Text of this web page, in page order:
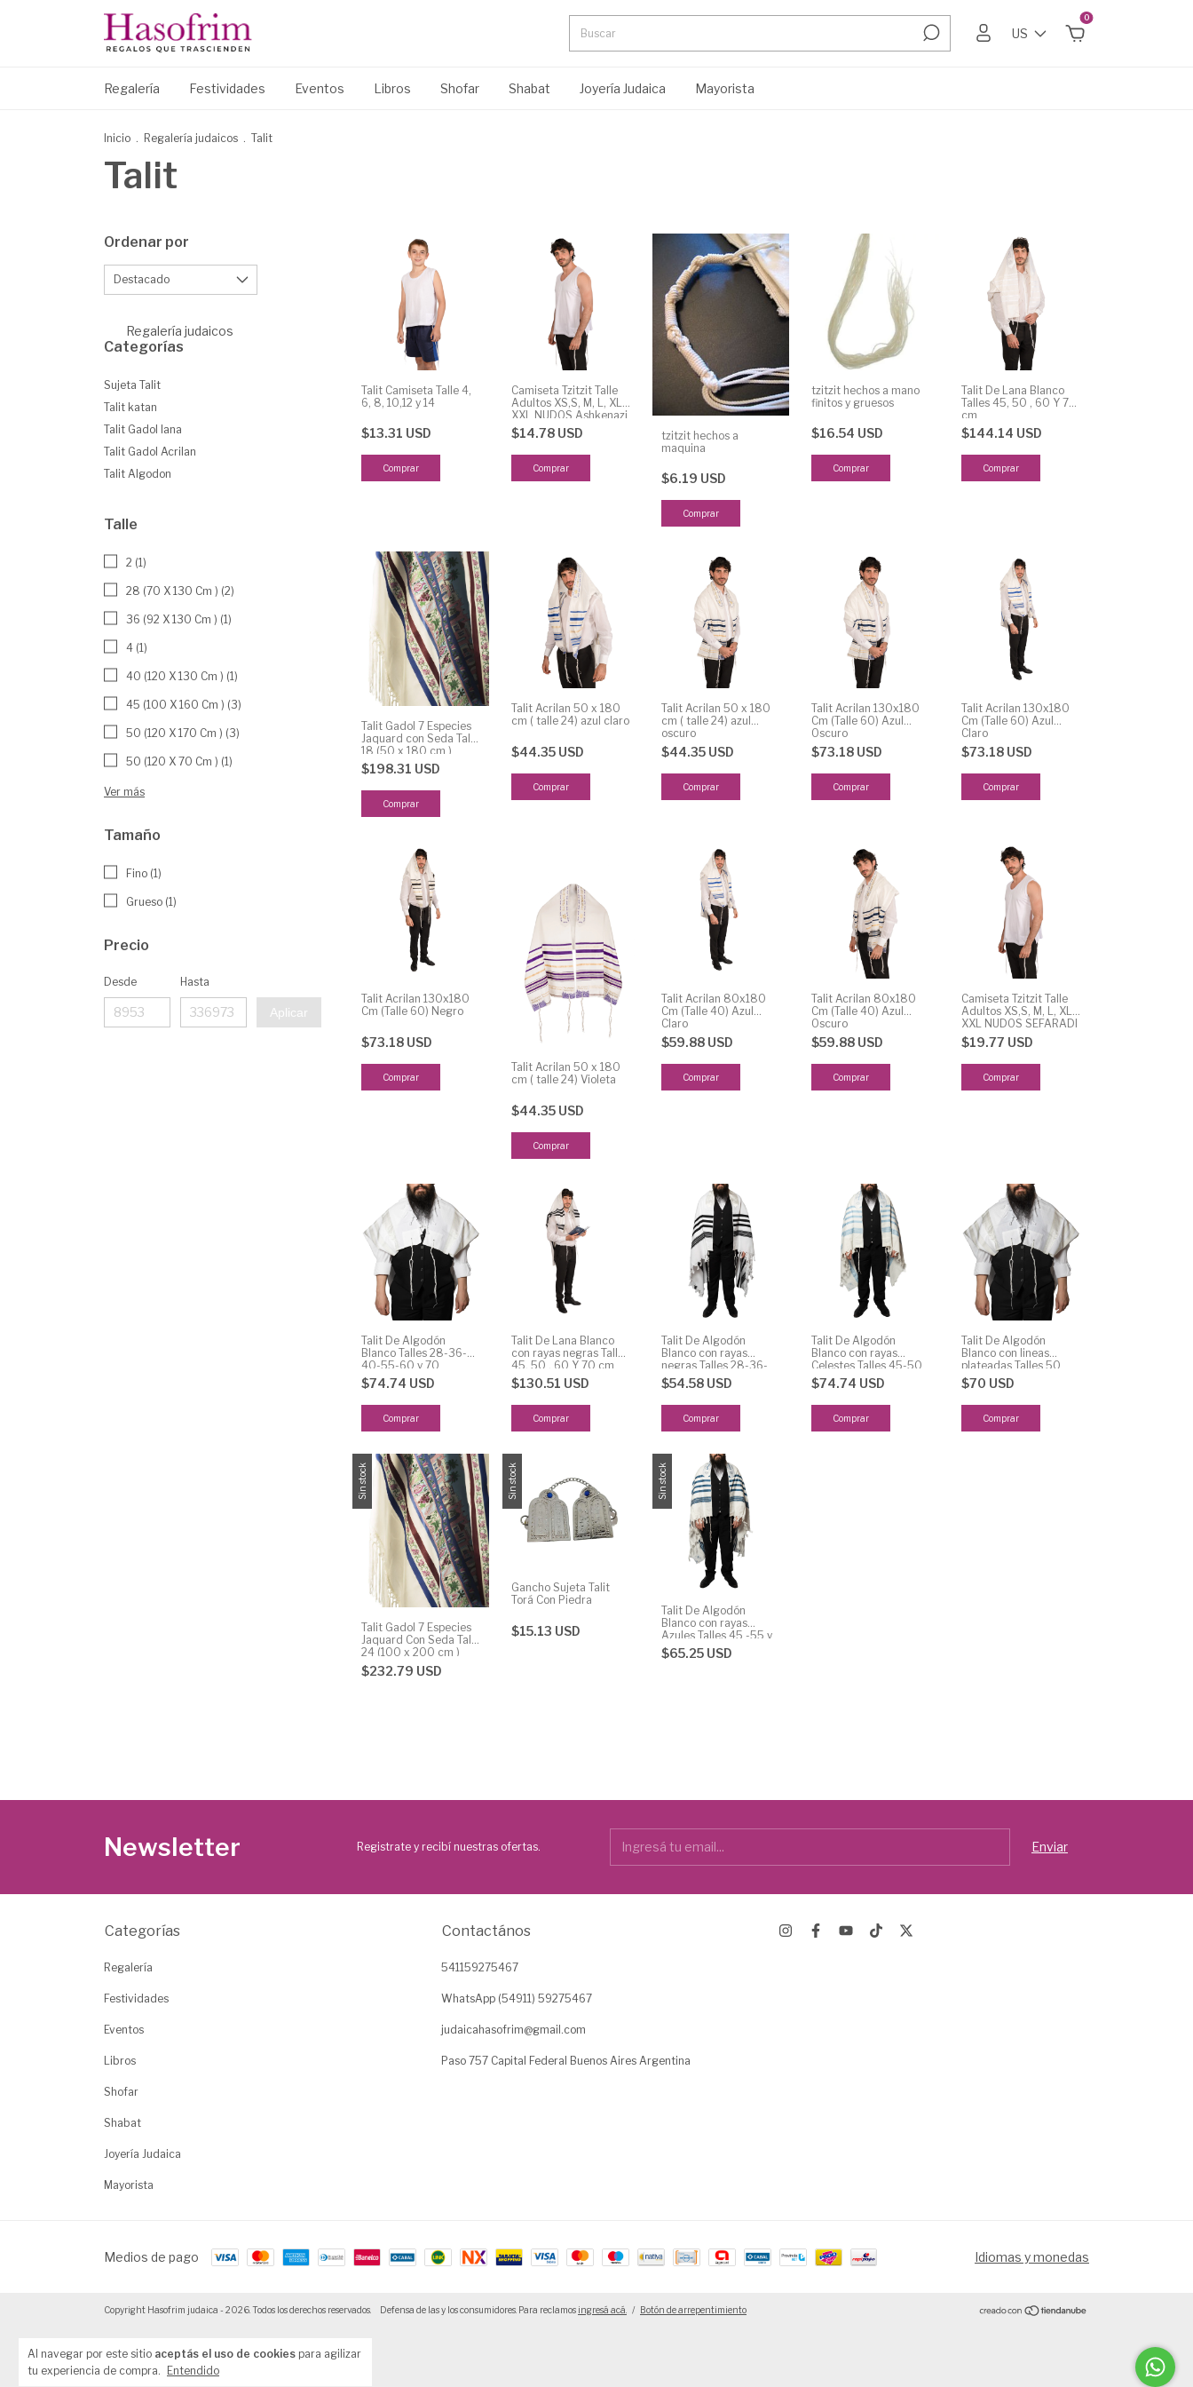
US
0
Regalería Festividades Eventos Libros Shofar Shabat Joyería Judaica Mayorista
Al navegar por este sitio aceptás el uso de cookies para agilizar
tu experiencia de compra.
Entendido
Inicio . Regalería judaicos . Talit
Talit
Ordenar por
Regalería judaicos
Categorías
Sujeta Talit
Talit katan
Talit Gadol lana
Talit Gadol Acrilan
Talit Algodon
Talle
2 (1)
28 (70 X 130 Cm ) (2)
36 (92 X 130 Cm ) (1)
4 (1)
40 (120 X 130 Cm ) (1)
45 (100 X 160 Cm ) (3)
50 (120 X 170 Cm ) (3)
50 (120 X 70 Cm ) (1)
Ver más
Tamaño
Fino (1)
Grueso (1)
Precio
Desde Hasta
Aplicar
Talit Camiseta Talle 4,
6, 8, 10,12 y 14
$13.31 USD
Comprar
Camiseta Tzitzit Talle
Adultos XS,S, M, L, XL y
XXL NUDOS Ashkenazi
$14.78 USD
Comprar
tzitzit hechos a
maquina
$6.19 USD
tzitzit hechos a mano
finitos y gruesos
$16.54 USD
Comprar
Talit De Lana Blanco
Talles 45, 50 , 60 Y 70
cm
$144.14 USD
Comprar
Talit Gadol 7 Especies
Jaquard con Seda Talle
18 (50 x 180 cm )
$198.31 USD
Talit Acrilan 50 x 180
cm ( talle 24) azul claro
$44.35 USD
Talit Acrilan 50 x 180
cm ( talle 24) azul
oscuro
$44.35 USD
Talit Acrilan 130x180
Cm (Talle 60) Azul
Oscuro
$73.18 USD
Talit Acrilan 130x180
Cm (Talle 60) Azul
Claro
$73.18 USD
Talit Acrilan 130x180
Cm (Talle 60) Negro
$73.18 USD
Talit Acrilan 50 x 180
cm ( talle 24) Violeta
$44.35 USD
Talit Acrilan 80x180
Cm (Talle 40) Azul
Claro
$59.88 USD
Talit Acrilan 80x180
Cm (Talle 40) Azul
Oscuro
$59.88 USD
Camiseta Tzitzit Talle
Adultos XS,S, M, L, XL y
XXL NUDOS SEFARADI
$19.77 USD
Comprar
Talit De Algodón
Blanco Talles 28-36-
40-55-60 y 70
$74.74 USD
Comprar
Talit De Lana Blanco
con rayas negras Talles
45, 50 , 60 Y 70 cm
$130.51 USD
Comprar
Talit De Algodón
Blanco con rayas
negras Talles 28-36-
50 -55-60 y 70
$54.58 USD
Comprar
Talit De Algodón
Blanco con rayas
Celestes Talles 45-50
-55-60 y 70
$74.74 USD
Comprar
Talit De Algodón
Blanco con lineas
plateadas Talles 50
-55-60 y 70
$70 USD
Comprar
Sin stock
Talit Gadol 7 Especies
Jaquard Con Seda Talle
24 (100 x 200 cm )
$232.79 USD
Sin stock
Gancho Sujeta Talit
Torá Con Piedra
$15.13 USD
Sin stock
Talit De Algodón
Blanco con rayas
Azules Talles 45 -55 y
70
$65.25 USD
Newsletter Registrate y recibí nuestras ofertas.
Categorías
Regalería
Festividades
Eventos
Libros
Shofar
Shabat
Joyería Judaica
Mayorista
Contactános
541159275467
WhatsApp (54911) 59275467
judaicahasofrim@gmail.com
Paso 757 Capital Federal Buenos Aires Argentina
Medios de pago Idiomas y monedas
Copyright Hasofrim judaica - 2026. Todos los derechos reservados. Defensa de las y los consumidores. Para reclamos ingresá acá. / Botón de arrepentimiento